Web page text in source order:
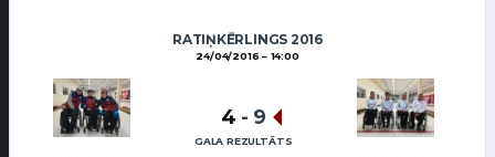
RATIŅKĒRLINGS 2016
24/04/2016 14:00
4 - 9
GALA REZULTĀTS